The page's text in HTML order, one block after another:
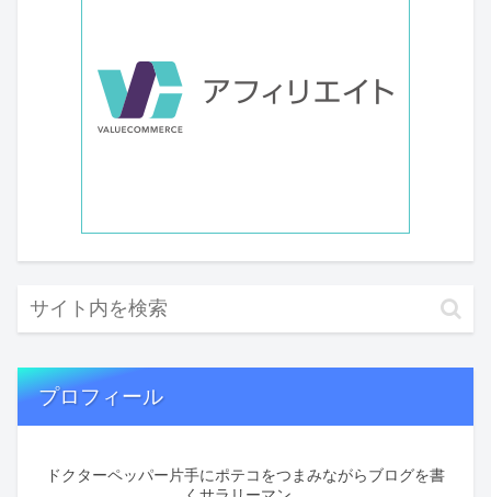
プロフィール
ドクターペッパー片手にポテコをつまみながらブログを書